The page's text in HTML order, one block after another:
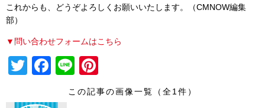
これからも、どうぞよろしくお願いいたします。（CMNOW編集
部）
▼問い合わせフォームはこちら
T
tt
F
c
Li
n
nt
この記事の画像一覧（全1件）